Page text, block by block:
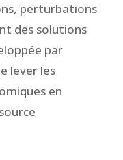
perturbations
des solutions
par
lever les
en